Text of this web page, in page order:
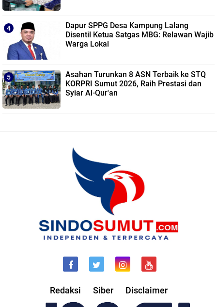
Dapur SPPG Desa Kampung Lalang
Disentil Ketua Satgas MBG: Relawan Wajib
Warga Lokal
Asahan Turunkan 8 ASN Terbaik ke STQ
KORPRI Sumut 2026, Raih Prestasi dan
Syiar Al-Qur'an
Redaksi Siber Disclaimer